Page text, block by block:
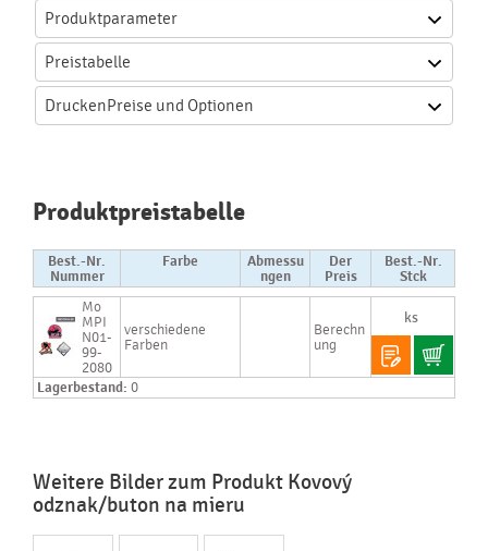
Produktparameter
Preistabelle
DruckenPreise und Optionen
Produktpreistabelle
Best.-Nr.
Nummer
Farbe
Abmessu
ngen
Der
Preis
Best.-Nr.
Stck
Mo
MPI
N01-
99-
2080
verschiedene
Farben
Berechn
ung
Lagerbestand: 0
Weitere Bilder zum Produkt Kovový
odznak/buton na mieru